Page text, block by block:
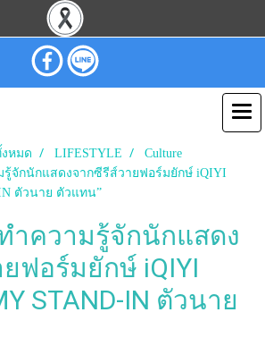
หมด LIFESTYLE
Culture
รู้จักนักแสดงจากซีรีส์วายฟอร์มยักษ์ iQIYI
ตัวนาย ตัวแทน”
ำความรู้จักนักแสดง
ฟอร์มยักษ์ iQIYI
STAND-IN ตัวนาย